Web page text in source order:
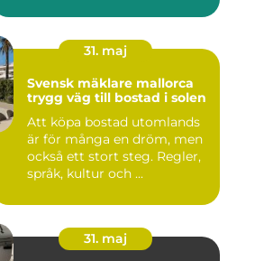
31. maj
Svensk mäklare mallorca
trygg väg till bostad i solen
Att köpa bostad utomlands
är för många en dröm, men
också ett stort steg. Regler,
språk, kultur och ...
31. maj